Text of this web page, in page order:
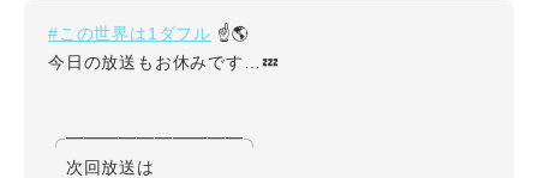
#この世界は1ダフル ☝️🌎
今日の放送もお休みです…💤
╭━━━━━━━━━━╮
次回放送は